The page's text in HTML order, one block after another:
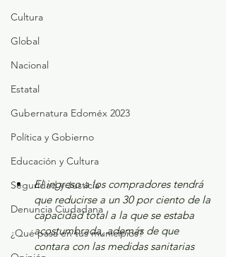
Cultura
Global
Nacional
Estatal
Gubernatura Edoméx 2023
Política y Gobierno
Educación y Cultura
Seguridad y Justicia
Denuncia Ciudadana
¿Qué pasa en tus municipios?
El ingreso a los compradores tendrá
que reducirse a un 30 por ciento de la
capacidad total a la que se estaba
acostumbrada, además de que
contara con las medidas sanitarias